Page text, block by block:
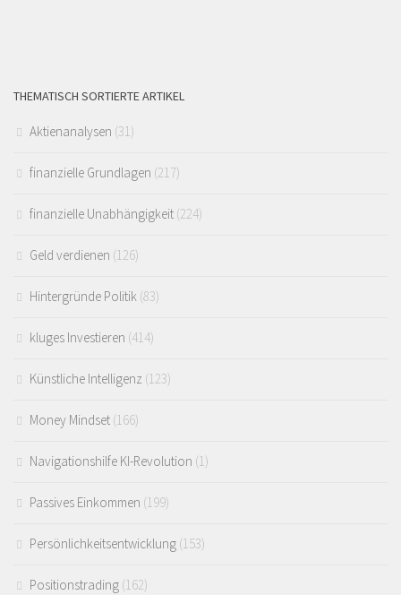
THEMATISCH SORTIERTE ARTIKEL
Aktienanalysen (31)
finanzielle Grundlagen (217)
finanzielle Unabhängigkeit (224)
Geld verdienen (126)
Hintergründe Politik (83)
kluges Investieren (414)
Künstliche Intelligenz (123)
Money Mindset (166)
Navigationshilfe KI-Revolution (1)
Passives Einkommen (199)
Persönlichkeitsentwicklung (153)
Positionstrading (162)